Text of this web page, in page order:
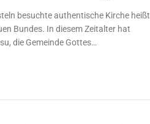
besuchte authentische Kirche heißt
Bundes. In diesem Zeitalter hat
die Gemeinde Gottes